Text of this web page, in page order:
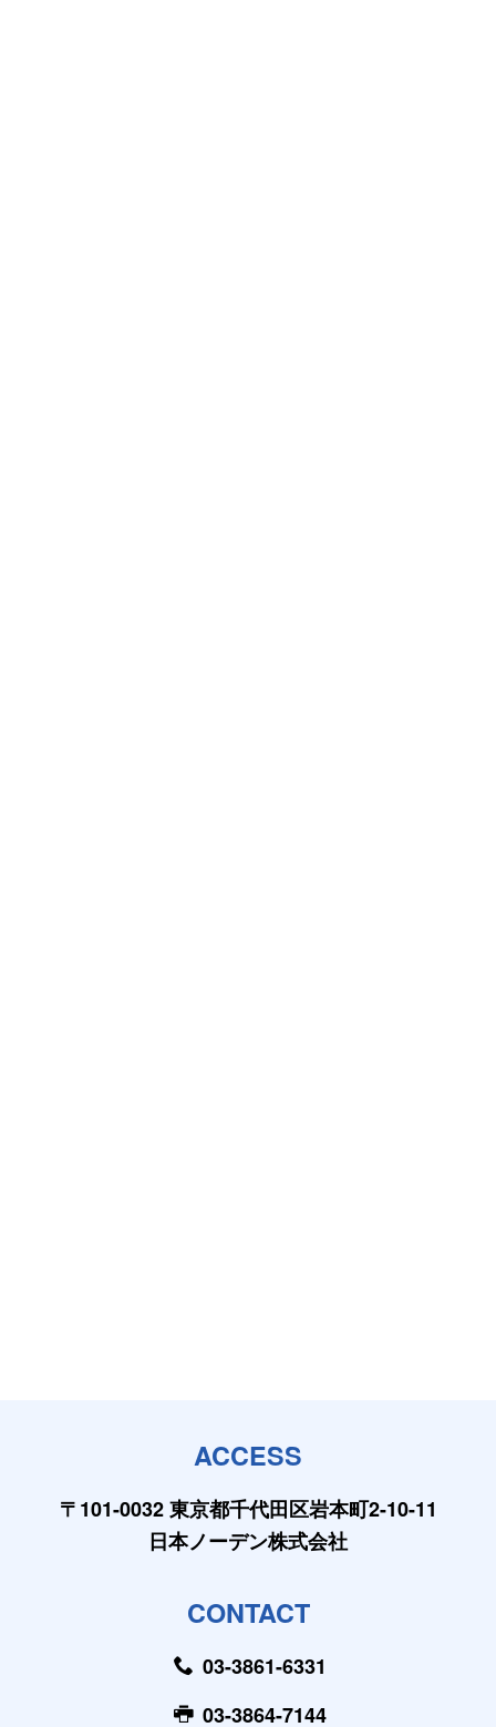
ACCESS
〒101-0032 東京都千代田区岩本町2-10-11
日本ノーデン株式会社
CONTACT
03-3861-6331
03-3864-7144